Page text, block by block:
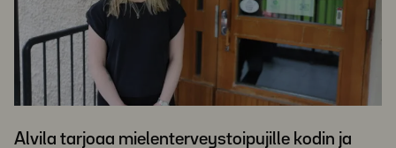
Alvila tarjoaa mielenterveystoipujille kodin ja